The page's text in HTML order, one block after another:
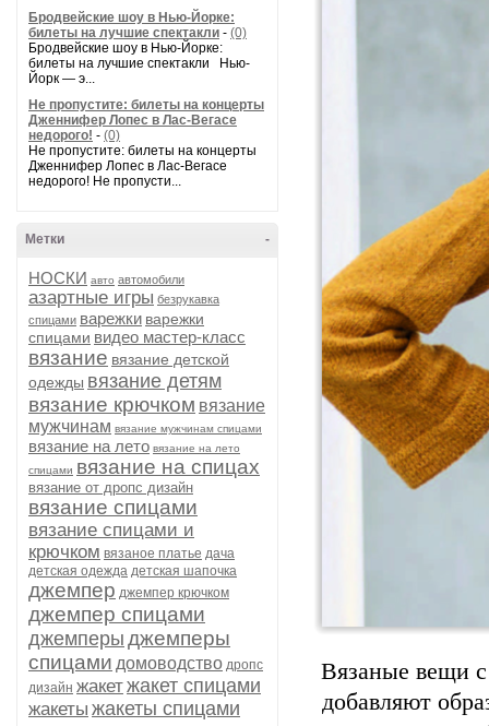
Бродвейские шоу в Нью-Йорке:
билеты на лучшие спектакли - (0)
Бродвейские шоу в Нью-Йорке:
билеты на лучшие спектакли Нью-
Йорк — э...
Не пропустите: билеты на концерты
Дженнифер Лопес в Лас-Вегасе
недорого! - (0)
Не пропустите: билеты на концерты
Дженнифер Лопес в Лас-Вегасе
недорого! Не пропусти...
-
Метки
НОСКИ авто автомобили
азартные игры безрукавка
спицами варежки варежки
спицами видео мастер-класс
вязание вязание детской
одежды вязание детям
вязание крючком вязание
мужчинам вязание мужчинам спицами
вязание на лето вязание на лето
спицами вязание на спицах
вязание от дропс дизайн
вязание спицами
вязание спицами и
крючком вязаное платье дача
детская одежда детская шапочка
джемпер джемпер крючком
джемпер спицами
джемперы джемперы
спицами домоводство дропс
дизайн жакетжакет спицами
жакеты жакеты спицами
Вязаные вещи с
добавляют